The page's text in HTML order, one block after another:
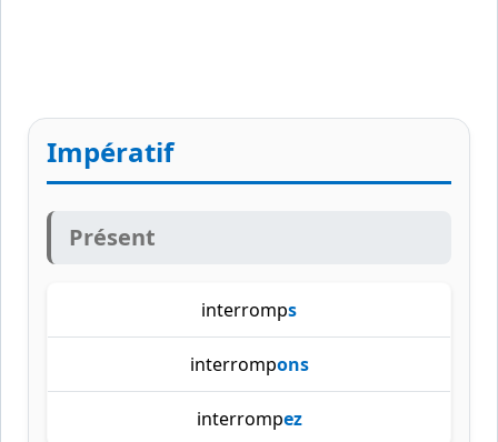
Impératif
Présent
interromps
interrompons
interrompez